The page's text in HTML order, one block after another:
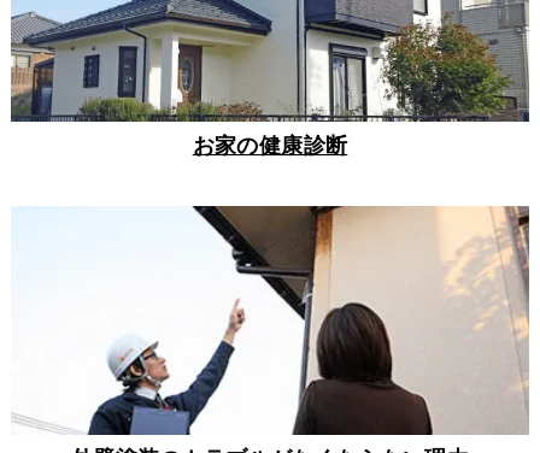
お家の健康診断